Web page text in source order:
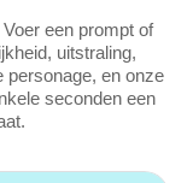
een prompt of
uitstraling,
personage, en onze
seconden een